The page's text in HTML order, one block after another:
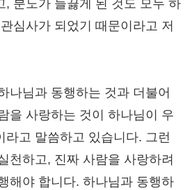
, 분노가 들끓게 된 것도 모두 하
심사가 되었기 때문이라고 저
나님과 동행하는 것과 더불어
을 사랑하는 것이 하나님이 우
라고 말씀하고 있습니다. 그런
천하고, 진짜 사람을 사랑하려
해야 합니다. 하나님과 동행하